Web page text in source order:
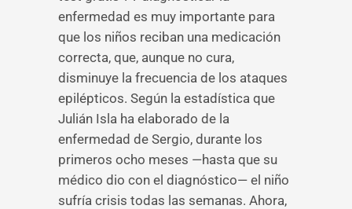
enfermedad es muy importante para
que los niños reciban una medicación
correcta, que, aunque no cura,
disminuye la frecuencia de los ataques
epilépticos. Según la estadística que
Julián Isla ha elaborado de la
enfermedad de Sergio, durante los
primeros ocho meses —hasta que su
médico dio con el diagnóstico— el niño
sufría crisis todas las semanas. Ahora,